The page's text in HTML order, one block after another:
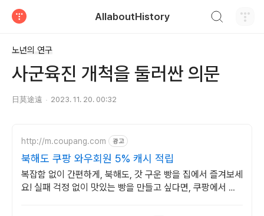
AllaboutHistory
노년의 연구
사군육진 개척을 둘러싼 의문
日莫途遠 2023. 11. 20. 00:32
http://m.coupang.com 광고
북해도 쿠팡 와우회원 5% 캐시 적립
복잡함 없이 간편하게, 북해도, 갓 구운 빵을 집에서 즐겨보세
요! 실패 걱정 없이 맛있는 빵을 만들고 싶다면, 쿠팡에서 믹